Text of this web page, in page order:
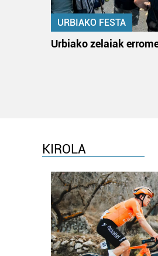
URBIAKO FESTA
Urbiako zelaiak
KIROLA